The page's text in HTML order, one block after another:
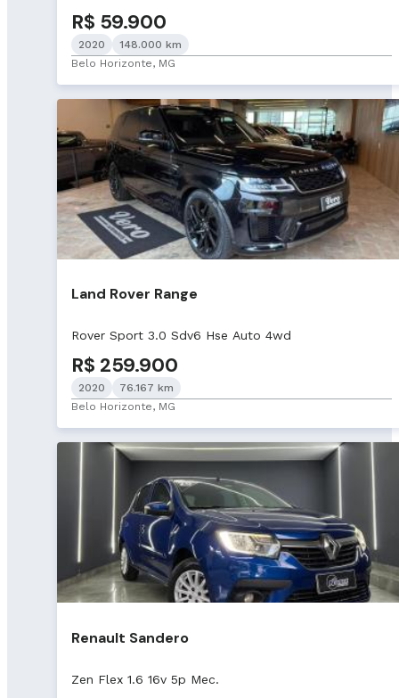
R$ 59.900
2020
148.000 km
Belo Horizonte, MG
Land Rover Range
Rover Sport 3.0 Sdv6 Hse Auto 4wd
R$ 259.900
2020
76.167 km
Belo Horizonte, MG
Renault Sandero
Zen Flex 1.6 16v 5p Mec.